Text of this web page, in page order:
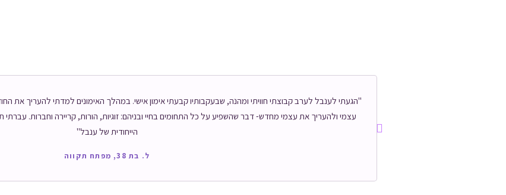
"הגעתי לענבל לערב קבוצתי חוויתי ומהנה, שבעקבותיו קבעתי אימון אישי. במהלך האימונים למדתי להעריך את
עצמי ולהעריך את עצמי מחדש- דבר שהשפיע על כל התחומים בחיי ובניהם: זוגיות, הורות, קריירה וחברות.
הייחודית של ענבל"
ל. בת 38, מפתח תקווה
הבא